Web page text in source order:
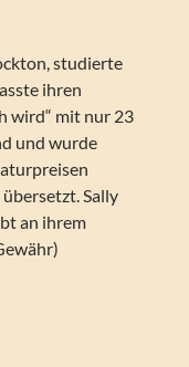
studierte
ihren
wird“ mit nur 23
und wurde
Sally
an ihrem